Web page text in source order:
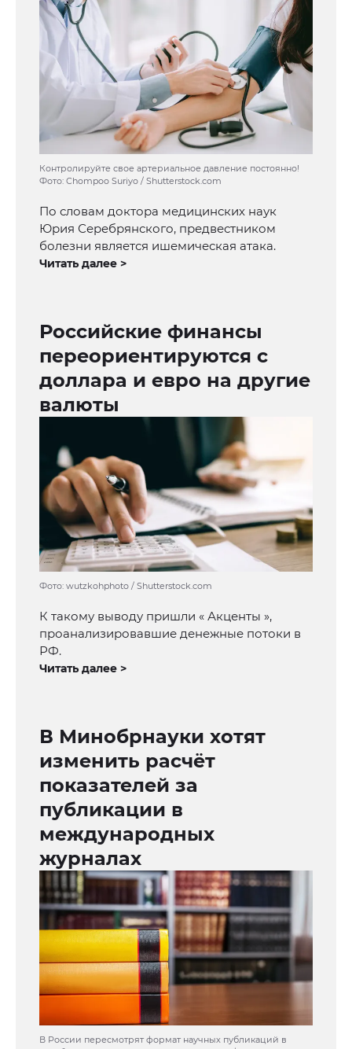
Контролируйте свое артериальное давление постоянно!
Фото: Chompoo Suriyo / Shutterstock.com
По словам доктора медицинских наук
Юрия Серебрянского, предвестником
болезни является ишемическая атака.
Читать далее >
Российские финансы
переориентируются с
доллара и евро на другие
валюты
Фото: wutzkohphoto / Shutterstock.com
К такому выводу пришли « Акценты »,
проанализировавшие денежные потоки в
РФ.
Читать далее >
В Минобрнауки хотят
изменить расчёт
показателей за
публикации в
международных
журналах
В России пересмотрят формат научных публикаций в